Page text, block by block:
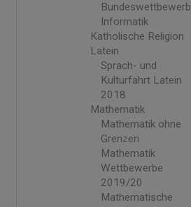
Bundeswettbewerb
Informatik
Katholische Religion
Latein
Sprach- und
Kulturfahrt Latein
2018
Mathematik
Mathematik ohne
Grenzen
Mathematik
Wettbewerbe
2019/20
Mathematische